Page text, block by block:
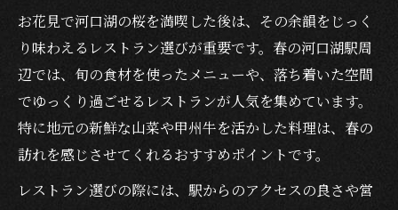
お花見で河口湖の桜を満喫した後は、その余韻をじっく
り味わえるレストラン選びが重要です。春の河口湖駅周
辺では、旬の食材を使ったメニューや、落ち着いた空間
でゆっくり過ごせるレストランが人気を集めています。
特に地元の新鮮な山菜や甲州牛を活かした料理は、春の
訪れを感じさせてくれるおすすめポイントです。
レストラン選びの際には、駅からのアクセスの良さや営